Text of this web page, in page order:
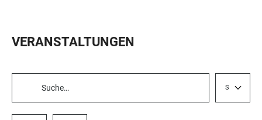
VERANSTALTUNGEN
TABELLENFILTER
Studienfach